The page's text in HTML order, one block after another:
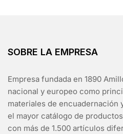
SOBRE LA EMPRESA
Empresa fundada en 1890
nacional y europeo como
materiales de encuadernación
el mayor catálogo de
con más de 1.500 artículos